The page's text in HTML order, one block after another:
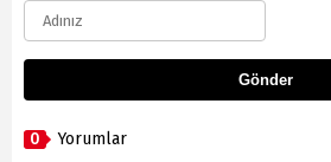
Gönder
0 Yorumlar